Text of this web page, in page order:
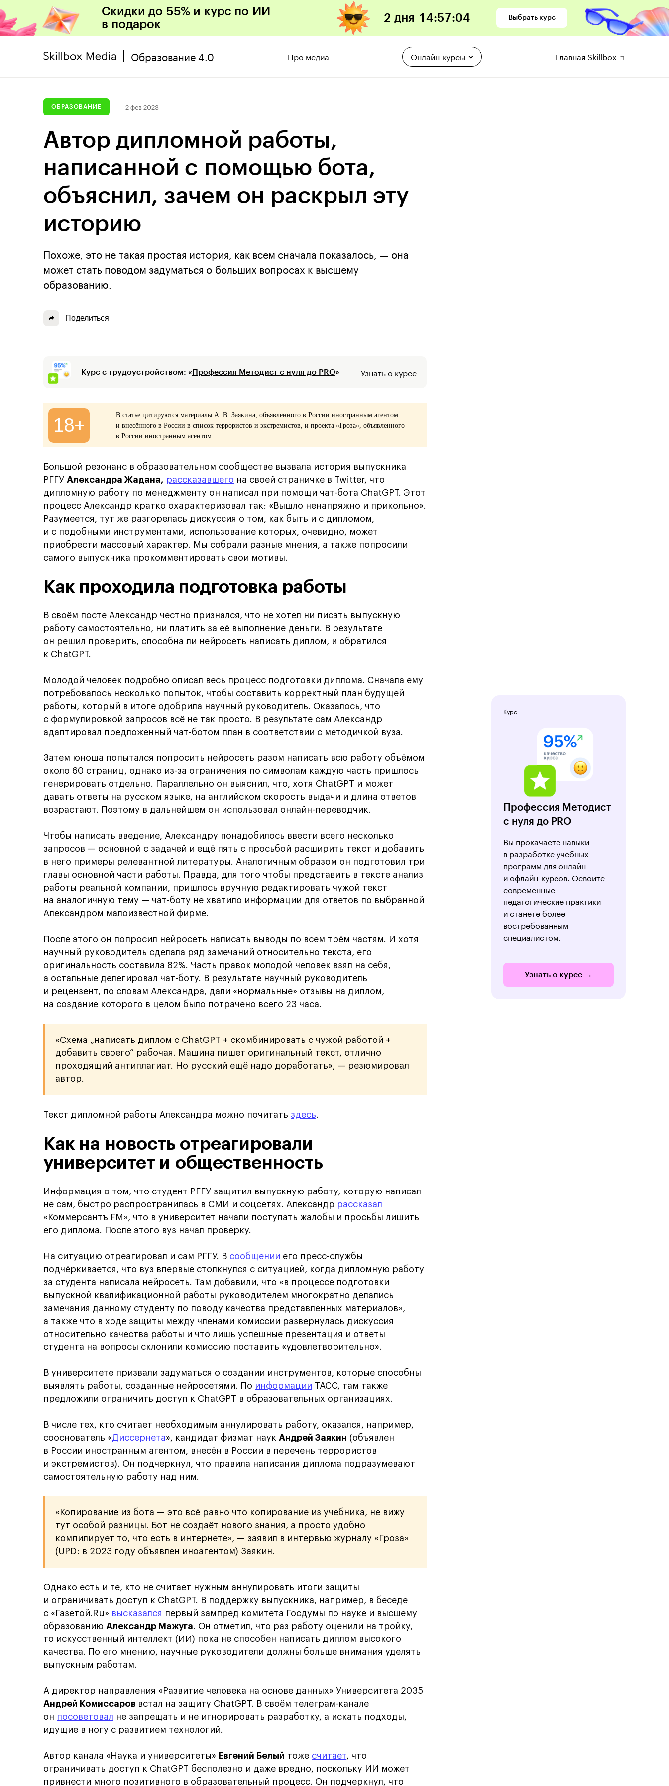
Скидки до 55% и курс по ИИ
в подарок
2 дня 14:57:03 Выбрать курс
Образование 4.0 Про медиа Онлайн-курсы Главная Skillbox
ОБРАЗОВАНИЕ 2 фев 2023
Автор дипломной работы,
написанной с помощью бота,
объяснил, зачем он раскрыл эту
историю
Похоже, это не такая простая история, как всем сначала показалось, — она
может стать поводом задуматься о больших вопросах к высшему
образованию.
Поделиться
Курс
Профессия Методист
с нуля до PRO
Вы прокачаете навыки
в разработке учебных
программ для онлайн-
и офлайн-курсов. Освоите
современные
педагогические практики
и станете более
востребованным
специалистом.
Узнать о курсе →
Курс с трудоустройством: « Профессия Методист с нуля до PRO» Узнать о курсе
18+
В статье цитируются материалы А. В. Заякина, объявленного в России иностранным агентом
и внесённого в России в список террористов и экстремистов, и проекта «Гроза», объявленного
в России иностранным агентом.
Большой резонанс в образовательном сообществе вызвала история выпускника
РГГУ Александра Жадана, рассказавшего на своей страничке в Twitter, что
дипломную работу по менеджменту он написал при помощи чат-бота ChatGPT. Этот
процесс Александр кратко охарактеризовал так: «Вышло ненапряжно и прикольно».
Разумеется, тут же разгорелась дискуссия о том, как быть и с дипломом,
и с подобными инструментами, использование которых, очевидно, может
приобрести массовый характер. Мы собрали разные мнения, а также попросили
самого выпускника прокомментировать свои мотивы.
Как проходила подготовка работы
В своём посте Александр честно признался, что не хотел ни писать выпускную
работу самостоятельно, ни платить за её выполнение деньги. В результате
он решил проверить, способна ли нейросеть написать диплом, и обратился
к ChatGPT.
Молодой человек подробно описал весь процесс подготовки диплома. Сначала ему
потребовалось несколько попыток, чтобы составить корректный план будущей
работы, который в итоге одобрила научный руководитель. Оказалось, что
с формулировкой запросов всё не так просто. В результате сам Александр
адаптировал предложенный чат-ботом план в соответствии с методичкой вуза.
Затем юноша попытался попросить нейросеть разом написать всю работу объёмом
около 60 страниц, однако из-за ограничения по символам каждую часть пришлось
генерировать отдельно. Параллельно он выяснил, что, хотя ChatGPT и может
давать ответы на русском языке, на английском скорость выдачи и длина ответов
возрастают. Поэтому в дальнейшем он использовал онлайн-переводчик.
Чтобы написать введение, Александру понадобилось ввести всего несколько
запросов — основной с задачей и ещё пять с просьбой расширить текст и добавить
в него примеры релевантной литературы. Аналогичным образом он подготовил три
главы основной части работы. Правда, для того чтобы представить в тексте анализ
работы реальной компании, пришлось вручную редактировать чужой текст
на аналогичную тему — чат-боту не хватило информации для ответов по выбранной
Александром малоизвестной фирме.
После этого он попросил нейросеть написать выводы по всем трём частям. И хотя
научный руководитель сделала ряд замечаний относительно текста, его
оригинальность составила 82%. Часть правок молодой человек взял на себя,
а остальные делегировал чат-боту. В результате научный руководитель
и рецензент, по словам Александра, дали «нормальные» отзывы на диплом,
на создание которого в целом было потрачено всего 23 часа.
«Схема „написать диплом с ChatGPT + скомбинировать с чужой работой +
добавить своего“ рабочая. Машина пишет оригинальный текст, отлично
проходящий антиплагиат. Но русский ещё надо доработать», — резюмировал
автор.
Текст дипломной работы Александра можно почитать здесь.
Как на новость отреагировали
университет и общественность
Информация о том, что студент РГГУ защитил выпускную работу, которую написал
не сам, быстро распространилась в СМИ и соцсетях. Александр рассказал
«Коммерсантъ FM», что в университет начали поступать жалобы и просьбы лишить
его диплома. После этого вуз начал проверку.
На ситуацию отреагировал и сам РГГУ. В сообщении его пресс-службы
подчёркивается, что вуз впервые столкнулся с ситуацией, когда дипломную работу
за студента написала нейросеть. Там добавили, что «в процессе подготовки
выпускной квалификационной работы руководителем многократно делались
замечания данному студенту по поводу качества представленных материалов»,
а также что в ходе защиты между членами комиссии развернулась дискуссия
относительно качества работы и что лишь успешные презентация и ответы
студента на вопросы склонили комиссию поставить «удовлетворительно».
В университете призвали задуматься о создании инструментов, которые способны
выявлять работы, созданные нейросетями. По информации ТАСС, там также
предложили ограничить доступ к ChatGPT в образовательных организациях.
В числе тех, кто считает необходимым аннулировать работу, оказался, например,
сооснователь «Диссернета», кандидат физмат наук Андрей Заякин (объявлен
в России иностранным агентом, внесён в России в перечень террористов
и экстремистов). Он подчеркнул, что правила написания диплома подразумевают
самостоятельную работу над ним.
«Копирование из бота — это всё равно что копирование из учебника, не вижу
тут особой разницы. Бот не создаёт нового знания, а просто удобно
компилирует то, что есть в интернете», — заявил в интервью журналу «Гроза»
(UPD: в 2023 году объявлен иноагентом) Заякин.
Однако есть и те, кто не считает нужным аннулировать итоги защиты
и ограничивать доступ к ChatGPT. В поддержку выпускника, например, в беседе
с «Газетой.Ru» высказался первый зампред комитета Госдумы по науке и высшему
образованию Александр Мажуга. Он отметил, что раз работу оценили на тройку,
то искусственный интеллект (ИИ) пока не способен написать диплом высокого
качества. По его мнению, научные руководители должны больше внимания уделять
выпускным работам.
А директор направления «Развитие человека на основе данных» Университета 2035
Андрей Комиссаров встал на защиту ChatGPT. В своём телеграм-канале
он посоветовал не запрещать и не игнорировать разработку, а искать подходы,
идущие в ногу с развитием технологий.
Автор канала «Наука и университеты» Евгений Белый тоже считает, что
ограничивать доступ к ChatGPT бесполезно и даже вредно, поскольку ИИ может
привнести много позитивного в образовательный процесс. Он подчеркнул, что